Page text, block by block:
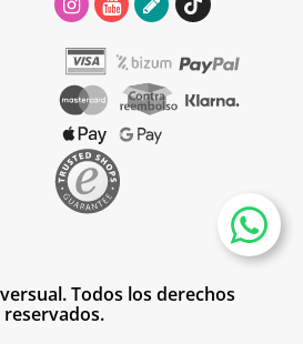
Todos los derechos
reservados.